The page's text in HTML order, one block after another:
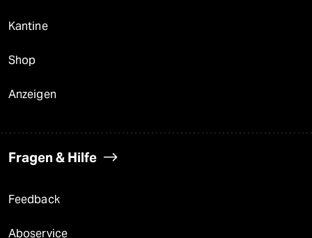
Kantine
Shop
Anzeigen
Fragen & Hilfe
Feedback
Aboservice